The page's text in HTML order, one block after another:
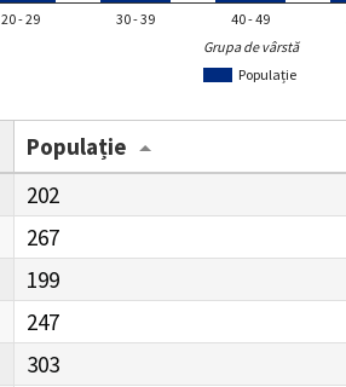
Populație
20 - 29 30 - 39 40 - 49
Grupa de vârstă
Populație
202
267
199
247
303